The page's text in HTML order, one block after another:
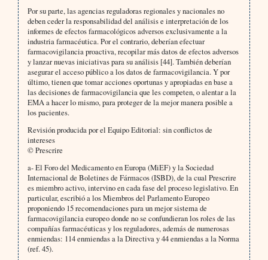
Por su parte, las agencias reguladoras regionales y nacionales no
deben ceder la responsabilidad del análisis e interpretación de los
informes de efectos farmacológicos adversos exclusivamente a la
industria farmacéutica. Por el contrario, deberían efectuar
farmacovigilancia proactiva, recopilar más datos de efectos adversos
y lanzar nuevas iniciativas para su análisis [44]. También deberían
asegurar el acceso público a los datos de farmacovigilancia. Y por
último, tienen que tomar acciones oportunas y apropiadas en base a
las decisiones de farmacovigilancia que les competen, o alentar a la
EMA a hacer lo mismo, para proteger de la mejor manera posible a
los pacientes.
Revisión producida por el Equipo Editorial: sin conflictos de
intereses
© Prescrire
a- El Foro del Medicamento en Europa (MiEF) y la Sociedad
Internacional de Boletines de Fármacos (ISBD), de la cual Prescrire
es miembro activo, intervino en cada fase del proceso legislativo. En
particular, escribió a los Miembros del Parlamento Europeo
proponiendo 15 recomendaciones para un mejor sistema de
farmacovigilancia europeo donde no se confundieran los roles de las
compañías farmacéuticas y los reguladores, además de numerosas
enmiendas: 114 enmiendas a la Directiva y 44 enmiendas a la Norma
(ref. 45).